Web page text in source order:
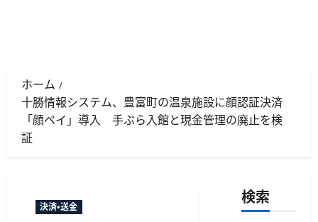
ホーム
十勝情報システム、豊富町の温泉施設に顔認証決済
「顔ペイ」導入 手ぶら入館と現金管理の廃止を検
証
決済・送金
検索